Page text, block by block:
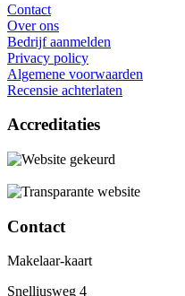
Contact
Over ons
Bedrijf aanmelden
Privacy policy
Algemene voorwaarden
Recensie achterlaten
Accreditaties
Contact
Makelaar-kaart
Snelliusweg 4